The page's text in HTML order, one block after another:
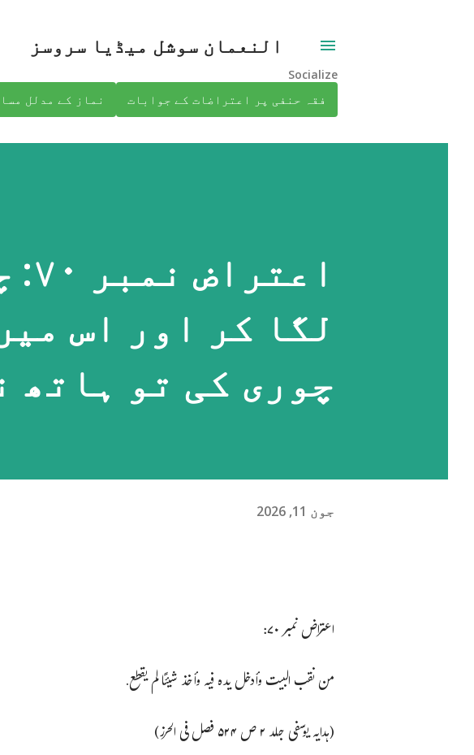
النعمان سوشل میڈیا سروسز
Socialize
فقہ حنفی پر اعتراضات کے جوابات
نماز کے مدلل
لگا کر اور اس
چوری کی تو ہاتھ
جون 11, 2026
اعتراض نمبر ۷۰:
من نقب البيت وأدخل يده فيه وأخذ شيئًا لم يقطع.
(ہدایہ یوسفی جلد ۲ ص ۵۲۴ فصل فی الحرز)